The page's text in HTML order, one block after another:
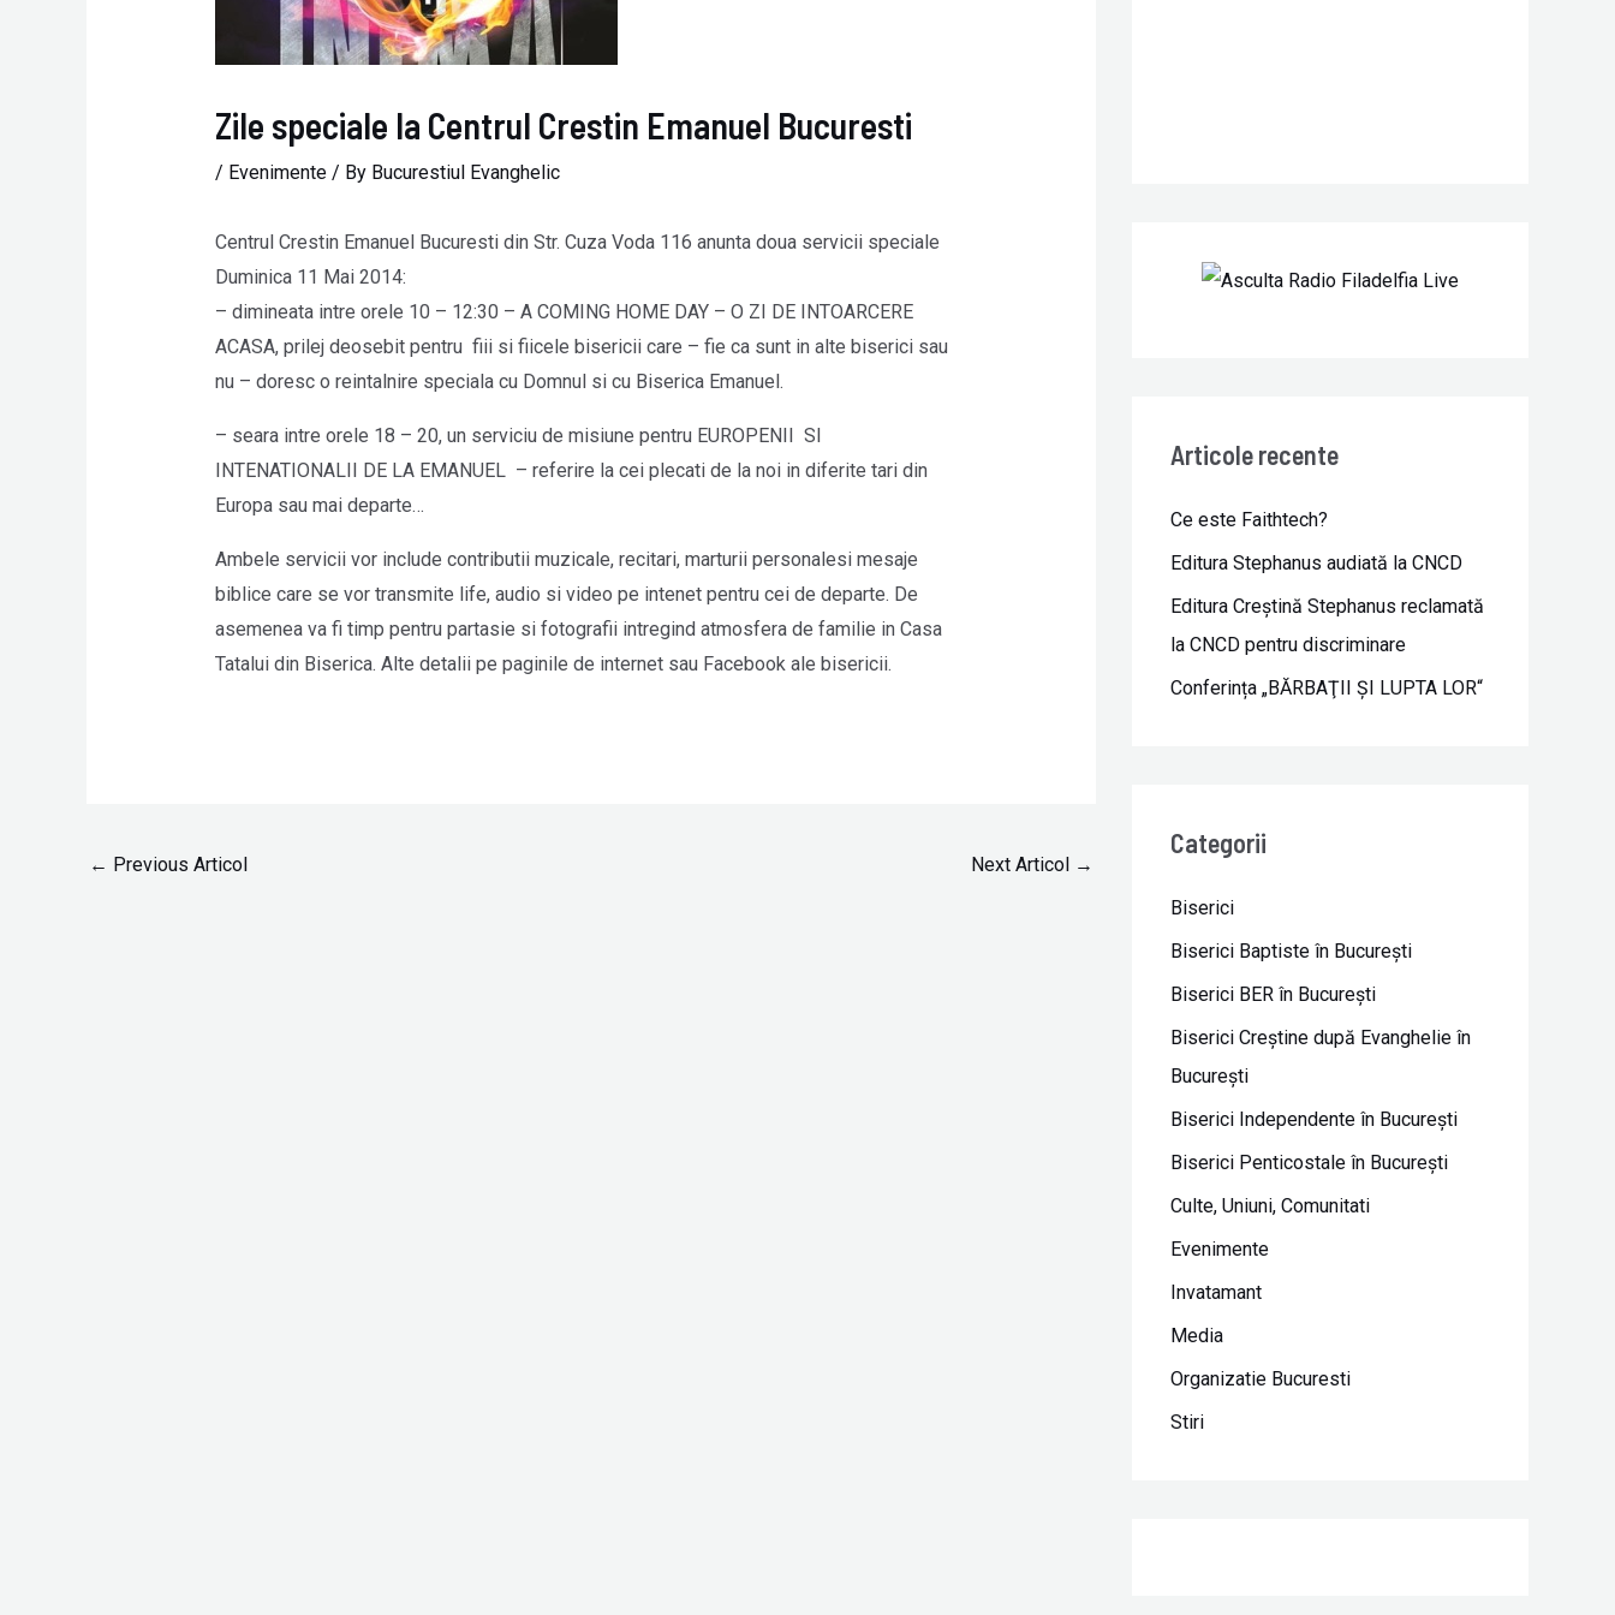
Zile speciale la Centrul Crestin Emanuel Bucuresti
/ Evenimente/ By Bucurestiul Evanghelic
Centrul Crestin Emanuel Bucuresti din Str. Cuza Voda 116 anunta doua servicii speciale
Duminica 11 Mai 2014:
– dimineata intre orele 10 – 12:30 – A COMING HOME DAY – O ZI DE INTOARCERE
ACASA, prilej deosebit pentru fiii si fiicele bisericii care – fie ca sunt in alte biserici sau
nu – doresc o reintalnire speciala cu Domnul si cu Biserica Emanuel.
– seara intre orele 18 – 20, un serviciu de misiune pentru EUROPENII SI
INTENATIONALII DE LA EMANUEL – referire la cei plecati de la noi in diferite tari din
Europa sau mai departe…
Ambele servicii vor include contributii muzicale, recitari, marturii personalesi mesaje
biblice care se vor transmite life, audio si video pe intenet pentru cei de departe. De
asemenea va fi timp pentru partasie si fotografii intregind atmosfera de familie in Casa
Tatalui din Biserica. Alte detalii pe paginile de internet sau Facebook ale bisericii.
← Previous Articol Next Articol →
Articole recente
Ce este Faithtech?
Editura Stephanus audiată la CNCD
Editura Creștină Stephanus reclamată
la CNCD pentru discriminare
Conferința „BĂRBAŢII ŞI LUPTA LOR“
Categorii
Biserici
Biserici Baptiste în Bucureşti
Biserici BER în Bucureşti
Biserici Creştine după Evanghelie în
Bucureşti
Biserici Independente în Bucureşti
Biserici Penticostale în Bucureşti
Culte, Uniuni, Comunitati
Evenimente
Invatamant
Media
Organizatie Bucuresti
Stiri